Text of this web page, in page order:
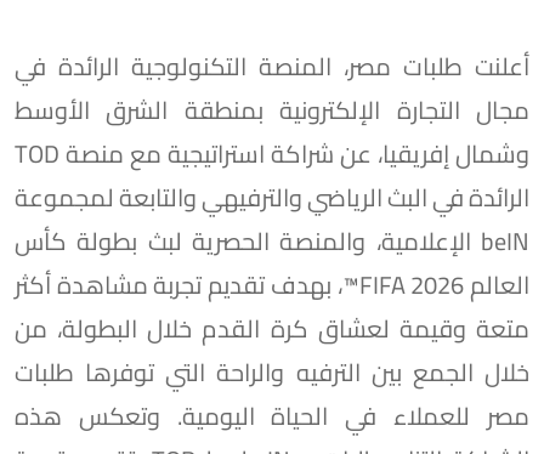
أعلنت طلبات مصر، المنصة التكنولوجية الرائدة في
مجال التجارة الإلكترونية بمنطقة الشرق الأوسط
وشمال إفريقيا، عن شراكة استراتيجية مع منصة TOD
الرائدة في البث الرياضي والترفيهي والتابعة لمجموعة
beIN الإعلامية، والمنصة الحصرية لبث بطولة كأس
العالم FIFA 2026™️، بهدف تقديم تجربة مشاهدة أكثر
متعة وقيمة لعشاق كرة القدم خلال البطولة، من
خلال الجمع بين الترفيه والراحة التي توفرها طلبات
مصر للعملاء في الحياة اليومية. وتعكس هذه